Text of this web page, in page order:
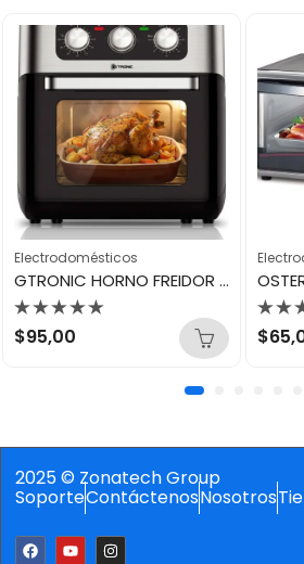
Electrodomésticos
GTRONIC HORNO FREIDOR DE AIRE 12L GT-TX012L
Valorado
con
$95,00 con
$
2025 © Zonatech Group
SoporteContáctenosNosotros